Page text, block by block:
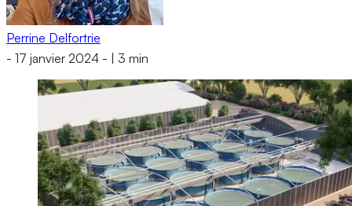
Perrine Delfortrie
- 17 janvier 2024 - 3 min